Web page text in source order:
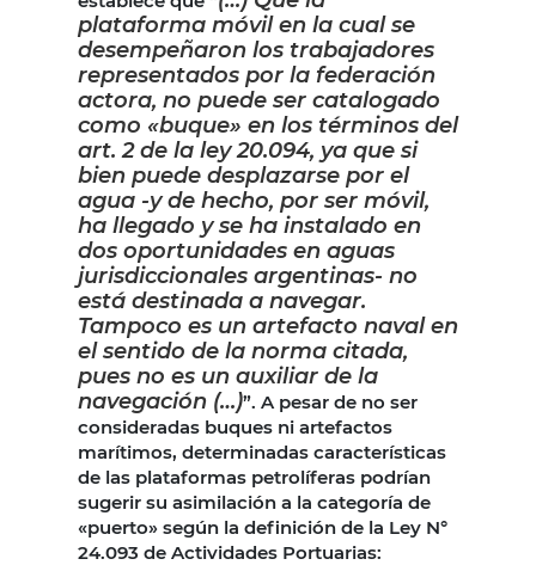
plataforma móvil en la cual se
desempeñaron los trabajadores
representados por la federación
actora, no puede ser catalogado
como «buque» en los términos del
art. 2 de la ley 20.094, ya que si
bien puede desplazarse por el
agua -y de hecho, por ser móvil,
ha llegado y se ha instalado en
dos oportunidades en aguas
jurisdiccionales argentinas- no
está destinada a navegar.
Tampoco es un artefacto naval en
el sentido de la norma citada,
pues no es un auxiliar de la
navegación (…)”. A pesar de no ser
consideradas buques ni artefactos
marítimos, determinadas características
de las plataformas petrolíferas podrían
sugerir su asimilación a la categoría de
«puerto» según la definición de la Ley N°
24.093 de Actividades Portuarias: